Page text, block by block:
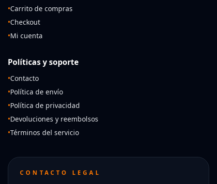
•Carrito de compras
•Checkout
•Mi cuenta
Políticas y soporte
•Contacto
•Política de envío
•Política de privacidad
•Devoluciones y reembolsos
•Términos del servicio
CONTACTO LEGAL